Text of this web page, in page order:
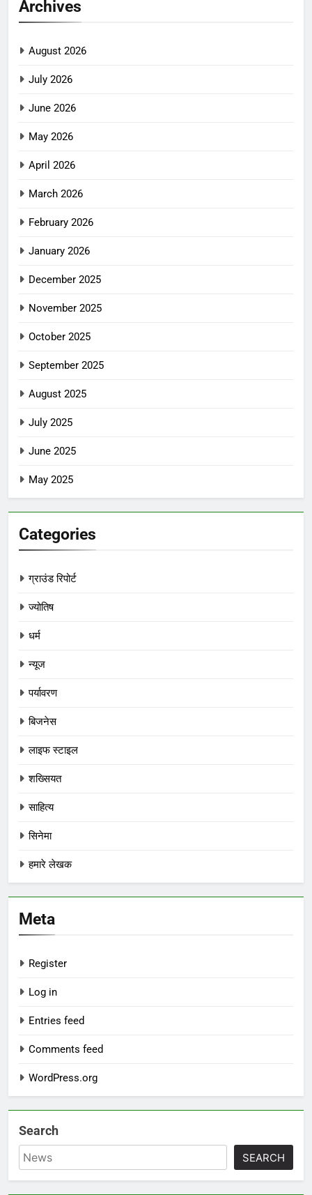
Archives
August 2026
July 2026
June 2026
May 2026
April 2026
March 2026
February 2026
January 2026
December 2025
November 2025
October 2025
September 2025
August 2025
July 2025
June 2025
May 2025
Categories
ग्राउंड रिपोर्ट
ज्योतिष
धर्म
न्यूज
पर्यावरण
बिजनेस
लाइफ स्टाइल
शख्सियत
साहित्य
सिनेमा
हमारे लेखक
Meta
Register
Log in
Entries feed
Comments feed
WordPress.org
Search
SEARCH